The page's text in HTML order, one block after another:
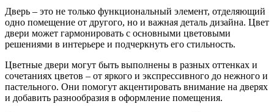
Дверь – это не только функциональный элемент, отделяющий
одно помещение от другого, но и важная деталь дизайна. Цвет
двери может гармонировать с основными цветовыми
решениями в интерьере и подчеркнуть его стильность.
Цветные двери могут быть выполнены в разных оттенках и
сочетаниях цветов – от яркого и экспрессивного до нежного и
пастельного. Они помогут акцентировать внимание на дверях
и добавить разнообразия в оформление помещения.